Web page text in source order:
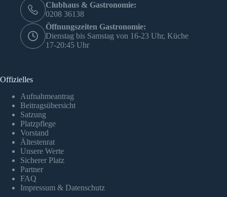
Clubhaus & Gastronomie:
0208 36138
Öffnungszeiten Gastronomie:
Dienstag bis Samstag von 16-23 Uhr, Küche
17-20:45 Uhr
Offizielles
Aufnahmeantrag
Beitragsübersicht
Satzung
Platzpflege
Vorstand
Ältestenrat
Unsere Werte
Sicherer Platz
Partner
FAQ
Impressum & Datenschutz